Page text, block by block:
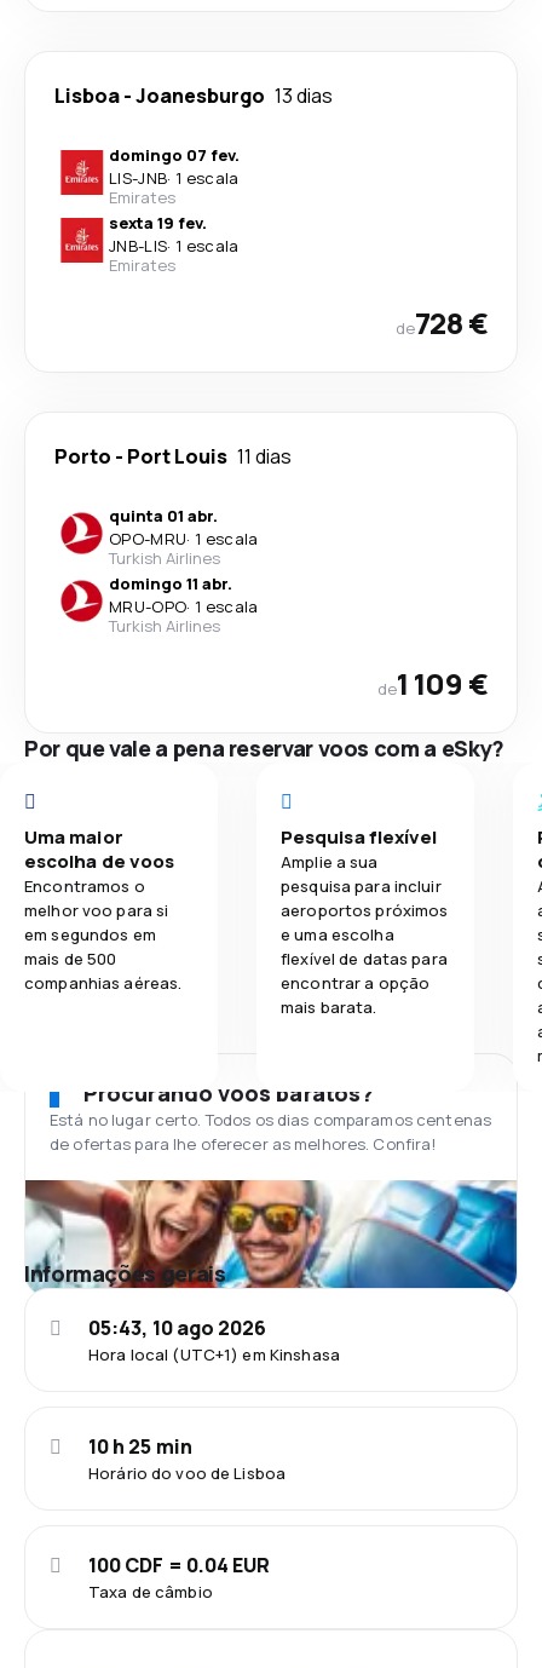
Lisboa-Joanesburgo 13 dias
domingo 07 fev.
LIS-JNB· 1 escala
Emirates
sexta 19 fev.
JNB-LIS· 1 escala
Emirates
de728 €
Porto - Port Louis 11 dias
quinta 01 abr.
OPO-MRU· 1 escala
Turkish Airlines
domingo 11 abr.
MRU-OPO· 1 escala
Turkish Airlines
de1 109 €
Por que vale a pena reservar voos com a eSky?
Uma maior
escolha de voos
Encontramos o
melhor voo para si
em segundos em
mais de 500
companhias aéreas.
Pesquisa flexível
Amplie a sua
pesquisa para incluir
aeroportos próximos
e uma escolha
flexível de datas para
encontrar a opção
mais barata.
Procurando voos baratos?
Está no lugar certo. Todos os dias comparamos centenas
de ofertas para lhe oferecer as melhores. Confira!
Informações gerais
Hora local (UTC+1) em Kinshasa
05:43, 10 ago 2026
Horário do voo de Lisboa
10 h 25 min
Taxa de câmbio
100 CDF = 0.04 EUR